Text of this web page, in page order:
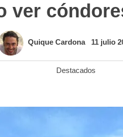
ver
Quique Cardona 11 julio
Destacados